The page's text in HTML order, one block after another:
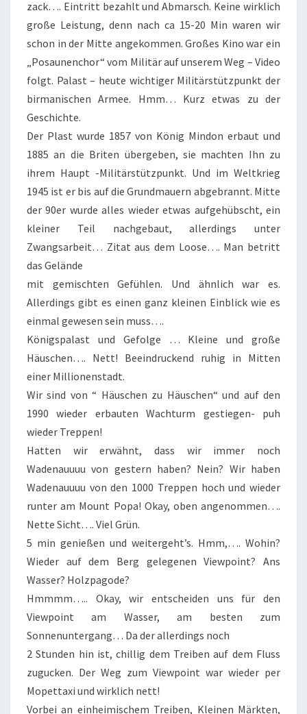
zack…. Eintritt bezahlt und Abmarsch. Keine wirklich
große Leistung, denn nach ca 15-20 Min waren wir
schon in der Mitte angekommen. Großes Kino war ein
„Posaunenchor“ vom Militär auf unserem Weg – Video
folgt. Palast – heute wichtiger Militärstützpunkt der
birmanischen Armee. Hmm… Kurz etwas zu der
Geschichte.
Der Plast wurde 1857 von König Mindon erbaut und
1885 an die Briten übergeben, sie machten Ihn zu
ihrem Haupt -Militärstützpunkt. Und im Weltkrieg
1945 ist er bis auf die Grundmauern abgebrannt. Mitte
der 90er wurde alles wieder etwas aufgehübscht, ein
kleiner Teil nachgebaut, allerdings unter
Zwangsarbeit… Zitat aus dem Loose…. Man betritt
das Gelände
mit gemischten Gefühlen. Und ähnlich war es.
Allerdings gibt es einen ganz kleinen Einblick wie es
einmal gewesen sein muss….
Königspalast und Gefolge … Kleine und große
Häuschen…. Nett! Beeindruckend ruhig in Mitten
einer Millionenstadt.
Wir sind von “ Häuschen zu Häuschen“ und auf den
1990 wieder erbauten Wachturm gestiegen- puh
wieder Treppen!
Hatten wir erwähnt, dass wir immer noch
Wadenauuuu von gestern haben? Nein? Wir haben
Wadenauuuu von den 1000 Treppen hoch und wieder
runter am Mount Popa! Okay, oben angenommen….
Nette Sicht…. Viel Grün.
5 min genießen und weitergeht’s. Hmm,…. Wohin?
Wieder auf dem Berg gelegenen Viewpoint? Ans
Wasser? Holzpagode?
Hmmmm….. Okay, wir entscheiden uns für den
Viewpoint am Wasser, am besten zum
Sonnenuntergang… Da der allerdings noch
2 Stunden hin ist, chillig dem Treiben auf dem Fluss
zugucken. Der Weg zum Viewpoint war wieder per
Mopettaxi und wirklich nett!
Vorbei an einheimischem Treiben, Kleinen Märkten,